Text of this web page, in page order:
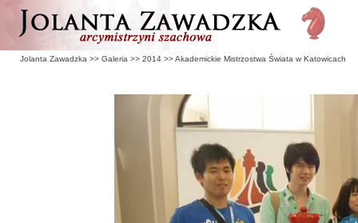
Jolanta Zawadzka >> Galeria >> 2014 >>Akademickie Mistrzostwa Świata w Katowicach